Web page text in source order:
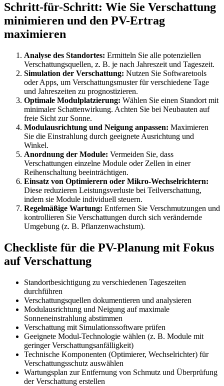
Schritt-für-Schritt: Wie Sie Verschattung
minimieren und den PV-Ertrag
maximieren
Analyse des Standortes: Ermitteln Sie alle potenziellen
Verschattungsquellen, z. B. je nach Jahreszeit und Tageszeit.
Simulation der Verschattung: Nutzen Sie Softwaretools
oder Apps, um Verschattungsmuster für verschiedene Tage
und Jahreszeiten zu prognostizieren.
Optimale Modulplatzierung: Wählen Sie einen Standort mit
minimaler Schattenwirkung. Achten Sie bei Neubauten auf
freie Sicht zur Sonne.
Modulausrichtung und Neigung anpassen: Maximieren
Sie die Einstrahlung durch geeignete Ausrichtung und
Winkel.
Anordnung der Module: Vermeiden Sie, dass
Verschattungen einzelne Module oder Zellen in einer
Reihenschaltung beeinträchtigen.
Einsatz von Optimierern oder Mikro-Wechselrichtern:
Diese reduzieren Leistungsverluste bei Teilverschattung,
indem sie Module individuell steuern.
Regelmäßige Wartung: Entfernen Sie Verschmutzungen und
kontrollieren Sie Verschattungen durch sich verändernde
Umgebung (z. B. Pflanzenwachstum).
Checkliste für die PV-Planung mit Fokus
auf Verschattung
Standortbesichtigung zu verschiedenen Tageszeiten
durchführen
Verschattungsquellen dokumentieren und analysieren
Modulausrichtung und Neigung auf maximale
Sonneneinstrahlung abstimmen
Verschattung mit Simulationssoftware prüfen
Geeignete Modul-Technologie wählen (z. B. Module mit
geringer Verschattungsanfälligkeit)
Technische Komponenten (Optimierer, Wechselrichter) für
Verschattungsschutz auswählen
Wartungsplan zur Entfernung von Schmutz und Überprüfung
der Verschattung erstellen